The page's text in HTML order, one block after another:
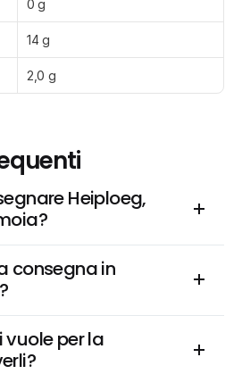
0 g
14 g
2,0 g
Heiploeg,
consegna in
per la